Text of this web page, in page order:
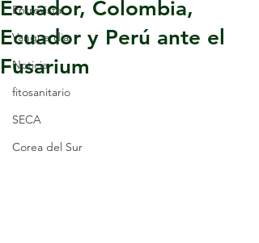
Entrevista
Vanguardia
Noticia
fitosanitario
SECA
Corea del Sur
Ecuador, Colombia,
Ecuador y Perú ante el
Fusarium